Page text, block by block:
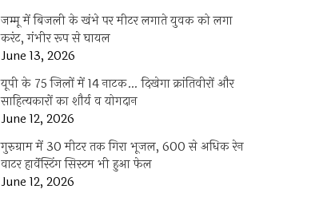
जम्मू में बिजली के खंभे पर मीटर लगाते युवक को लगा
करंट, गंभीर रूप से घायल
June 13, 2026
यूपी के 75 जिलों में 14 नाटक… दिखेगा क्रांतिवीरों और
साहित्यकारों का शौर्य व योगदान
June 12, 2026
गुरुग्राम में 30 मीटर तक गिरा भूजल, 600 से अधिक रेन
वाटर हार्वेस्टिंग सिस्टम भी हुआ फेल
June 12, 2026